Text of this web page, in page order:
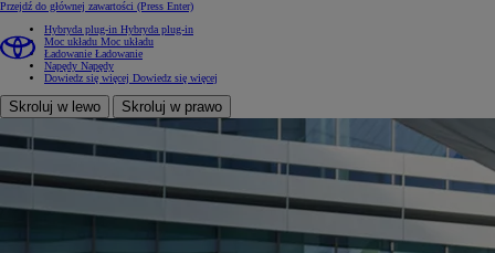
Przejdź do głównej zawartości (Press Enter)
Hybryda plug-in Hybryda plug-in
Moc układu Moc układu
Ładowanie Ładowanie
Napędy Napędy
Dowiedz się więcej Dowiedz się więcej
Skroluj w lewo Skroluj w prawo